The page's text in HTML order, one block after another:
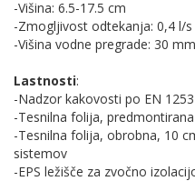
-Višina: 6.5-17.5 cm
-Zmogljivost odtekanja: 0,4 l/s
-Višina vodne pregrade: 30 mm
Lastnosti:
-Nadzor kakovosti po EN
-Tesnilna folija, predmontirana
-Tesnilna folija, obrobna, 10
sistemov
-EPS ležišče za zvočno